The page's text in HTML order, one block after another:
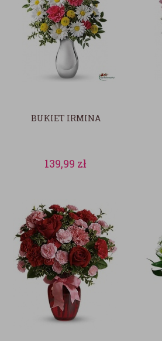
BUKIET IRMINA
139,99 zł